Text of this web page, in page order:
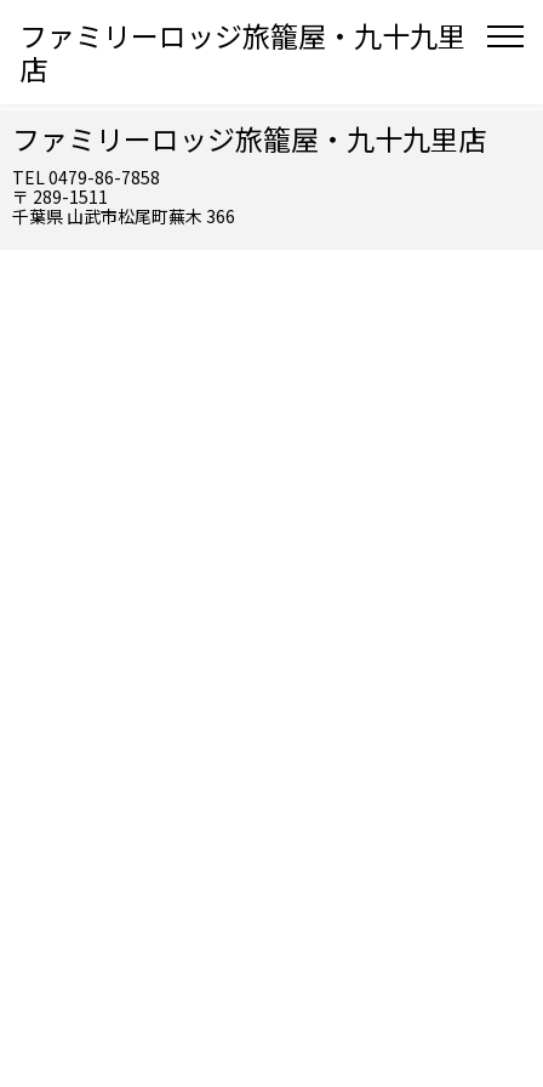
ファミリーロッジ旅籠屋・九十九里
店
ファミリーロッジ旅籠屋・九十九里店
TEL 0479-86-7858
〒 289-1511
千葉県 山武市松尾町蕪木 366